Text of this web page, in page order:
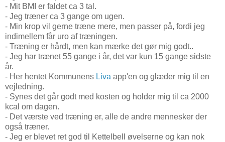
- Mit BMI er faldet ca 3 tal.
- Jeg træner ca 3 gange om ugen.
- Min krop vil gerne træne mere, men passer på, fordi jeg
indimellem får uro af træningen.
- Træning er hårdt, men kan mærke det gør mig godt..
- Jeg har trænet 55 gange i år, det var kun 15 gange sidste
år.
- Her hentet Kommunens Liva app'en og glæder mig til en
vejledning.
- Synes det går godt med kosten og holder mig til ca 2000
kcal om dagen.
- Det værste ved træning er, alle de andre mennesker der
også træner.
- Jeg er blevet ret god til Kettelbell øvelserne og kan nok